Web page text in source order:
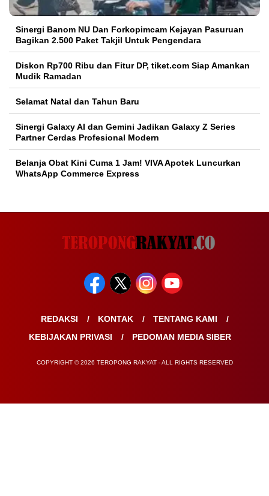
Sinergi Banom NU Dan Forkopimcam Kejayan Pasuruan
Bagikan 2.500 Paket Takjil Untuk Pengendara
Diskon Rp700 Ribu dan Fitur DP, tiket.com Siap Amankan
Mudik Ramadan
Selamat Natal dan Tahun Baru
Sinergi Galaxy AI dan Gemini Jadikan Galaxy Z Series
Partner Cerdas Profesional Modern
Belanja Obat Kini Cuma 1 Jam! VIVA Apotek Luncurkan
WhatsApp Commerce Express
REDAKSI KONTAK
TENTANG KAMI
KEBIJAKAN PRIVASI
PEDOMAN MEDIA SIBER
COPYRIGHT © 2026 TEROPONG RAKYAT - ALL RIGHTS RESERVED